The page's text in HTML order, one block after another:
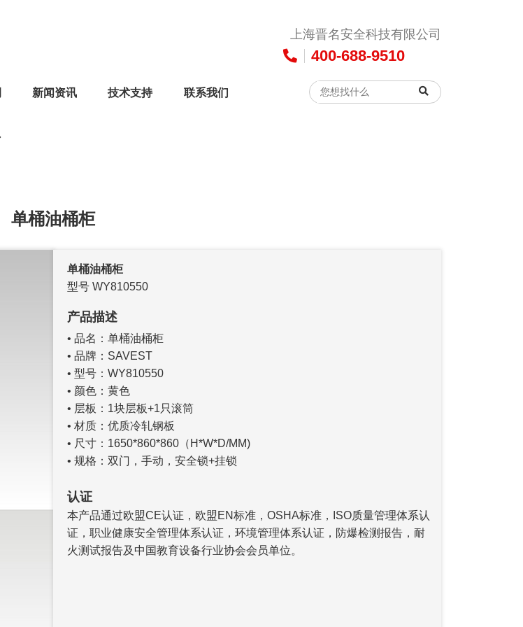
上海晋名安全科技有限公司
400-688-9510
新闻资讯 技术支持 联系我们
单桶油桶柜
单桶油桶柜
型号 WY810550
产品描述
• 品名：单桶油桶柜
• 品牌：SAVEST
• 型号：WY810550
• 颜色：黄色
• 层板：1块层板+1只滚筒
• 材质：优质冷轧钢板
• 尺寸：1650*860*860（H*W*D/MM)
• 规格：双门，手动，安全锁+挂锁
认证
本产品通过欧盟CE认证，欧盟EN标准，OSHA标准，ISO质量管理体系认
证，职业健康安全管理体系认证，环境管理体系认证，防爆检测报告，耐
火测试报告及中国教育设备行业协会会员单位。